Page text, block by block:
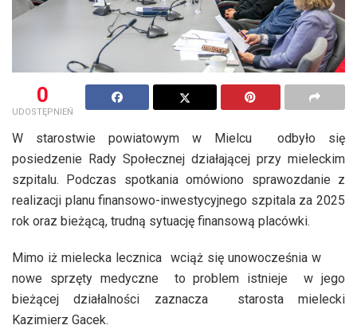
0
UDOSTĘPNIEŃ
W starostwie powiatowym w Mielcu odbyło się
posiedzenie Rady Społecznej działającej przy mieleckim
szpitalu. Podczas spotkania omówiono sprawozdanie z
realizacji planu finansowo-inwestycyjnego szpitala za 2025
rok oraz bieżącą, trudną sytuację finansową placówki.
Mimo iż mielecka lecznica wciąż się unowocześnia w
nowe sprzęty medyczne to problem istnieje w jego
bieżącej działalności zaznacza starosta mielecki
Kazimierz Gacek.